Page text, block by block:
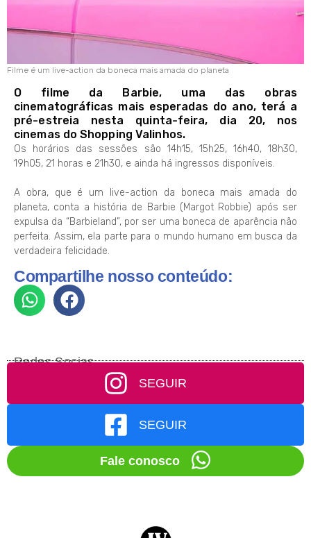
Filme é um live-action da boneca mais amada do planeta
O filme da Barbie, uma das obras
cinematográficas mais esperadas do ano, terá a
pré-estreia nesta quinta-feira, dia 20, nos
cinemas do Shopping Valinhos.
Os horários das sessões são 14h15, 15h25, 16h40, 18h30,
19h05, 21 horas e 21h30, e ainda há ingressos disponíveis.
A obra, que é um live-action da boneca mais amada do
planeta, conta a história de Barbie (Margot Robbie) após ser
expulsa da “Barbieland”, por ser uma boneca de aparência não
perfeita. Assim, ela parte para o mundo humano em busca da
verdadeira felicidade.
Compartilhe nosso conteúdo:
Redes Socias
SEGUIR
SEGUIR
Fale conosco